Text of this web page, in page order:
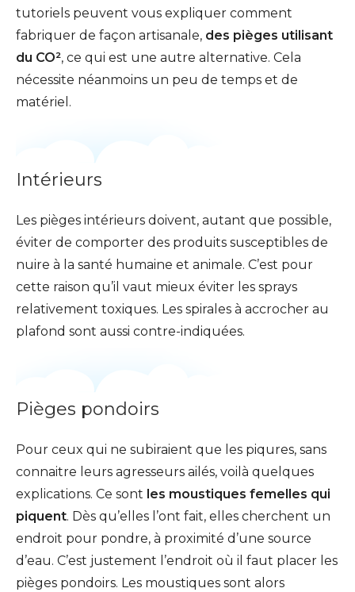
tutoriels peuvent vous expliquer comment
fabriquer de façon artisanale, des pièges utilisant
du CO², ce qui est une autre alternative. Cela
nécessite néanmoins un peu de temps et de
matériel.
Intérieurs
Les pièges intérieurs doivent, autant que possible,
éviter de comporter des produits susceptibles de
nuire à la santé humaine et animale. C’est pour
cette raison qu’il vaut mieux éviter les sprays
relativement toxiques. Les spirales à accrocher au
plafond sont aussi contre-indiquées.
Pièges pondoirs
Pour ceux qui ne subiraient que les piqures, sans
connaitre leurs agresseurs ailés, voilà quelques
explications. Ce sont les moustiques femelles qui
piquent. Dès qu’elles l’ont fait, elles cherchent un
endroit pour pondre, à proximité d’une source
d’eau. C’est justement l’endroit où il faut placer les
pièges pondoirs. Les moustiques sont alors